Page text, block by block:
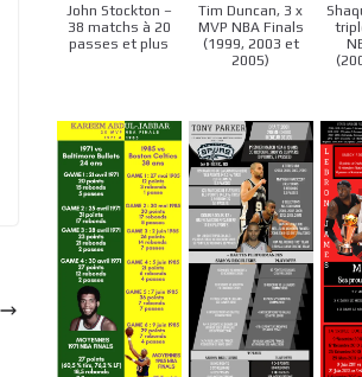
John Stockton –
38 matchs à 20
passes et plus
Tim Duncan, 3 x
MVP NBA Finals
(1999, 2003 et
2005)